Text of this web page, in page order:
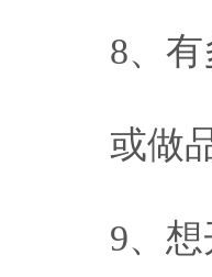
8、
或做
9、